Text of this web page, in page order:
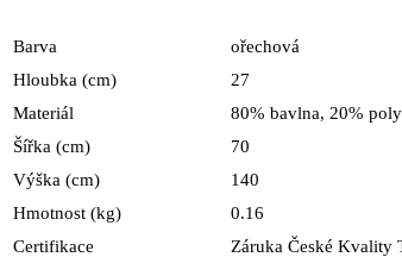
Barva
ořechová
Hloubka (cm)
27
Materiál
80% bavlna, 20%
Šířka (cm)
70
Výška (cm)
140
Hmotnost (kg)
0.16
Certifikace
Záruka České Kvality